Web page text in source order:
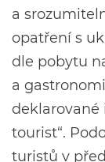
a
opatření s
dle pobytu
a
deklarované
tourist“.
turistů v